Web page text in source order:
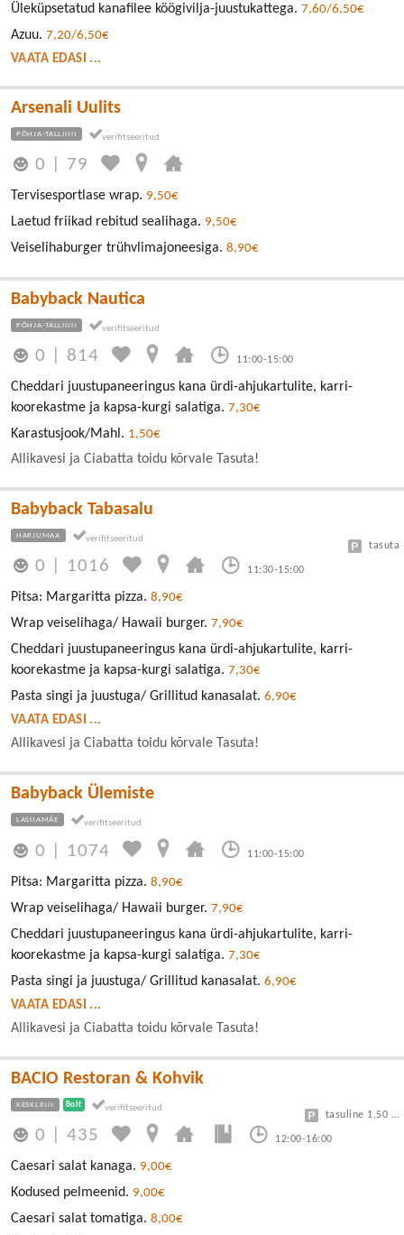
Üleküpsetatud kanafilee köögivilja-juustukattega. 7,60/6,50€
Azuu. 7,20/6,50€
VAATA EDASI ...
Arsenali Uulits
PÕHJA-TALLINN
0 79
Tervisesportlase wrap. 9,50€
Laetud friikad rebitud sealihaga. 9,50€
Veiselihaburger trühvlimajoneesiga. 8,90€
Babyback Nautica
PÕHJA-TALLINN
0 814 11:00-15:00
Cheddari juustupaneeringus kana ürdi-ahjukartulite, karri-
koorekastme ja kapsa-kurgi salatiga. 7,30€
Karastusjook/Mahl. 1,50€
Allikavesi ja Ciabatta toidu kõrvale Tasuta!
Babyback Tabasalu
HARJUMAA
0 1016 11:30-15:00
tasuta
Pitsa: Margaritta pizza. 8,90€
Wrap veiselihaga/ Hawaii burger. 7,90€
Cheddari juustupaneeringus kana ürdi-ahjukartulite, karri-
koorekastme ja kapsa-kurgi salatiga. 7,30€
Pasta singi ja juustuga/ Grillitud kanasalat. 6,90€
VAATA EDASI ...
Allikavesi ja Ciabatta toidu kõrvale Tasuta!
Babyback Ülemiste
LASNAMÄE
0 1074 11:00-15:00
Pitsa: Margaritta pizza. 8,90€
Wrap veiselihaga/ Hawaii burger. 7,90€
Cheddari juustupaneeringus kana ürdi-ahjukartulite, karri-
koorekastme ja kapsa-kurgi salatiga. 7,30€
Pasta singi ja juustuga/ Grillitud kanasalat. 6,90€
VAATA EDASI ...
Allikavesi ja Ciabatta toidu kõrvale Tasuta!
BACIO Restoran & Kohvik
KESKLINN Bolt
0 |435 12:00-16:00
tasuline 1,50 eur/h
Caesari salat kanaga. 9,00€
Kodused pelmeenid. 9,00€
Caesari salat tomatiga. 8,00€